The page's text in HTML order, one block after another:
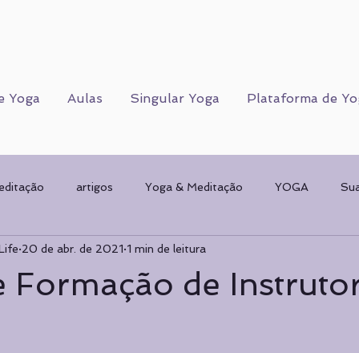
Yoga Aulas Singular Yoga Plataforma de
artigos Yoga & Meditação YOGA
Corpo Humano CORPO FÍSICO
Formação de
20 de abr. de 2021 1 min de leitura